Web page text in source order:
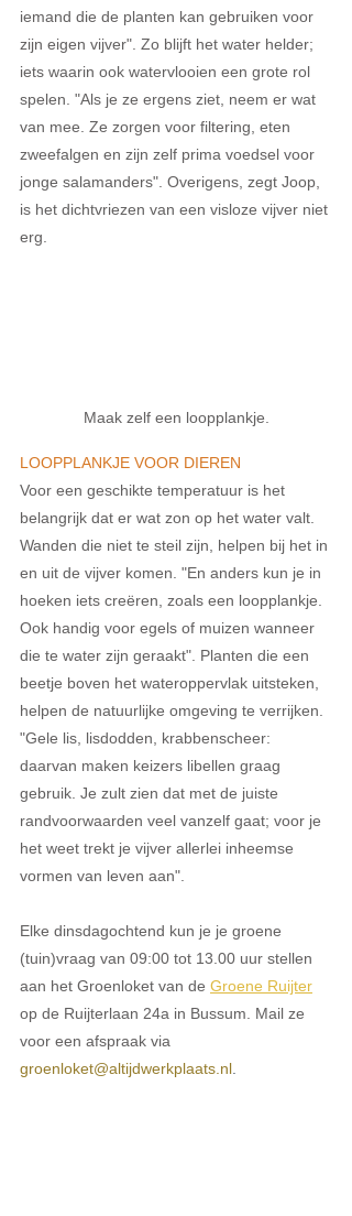
iemand die de planten kan gebruiken voor
zijn eigen vijver". Zo blijft het water helder;
iets waarin ook watervlooien een grote rol
spelen. "Als je ze ergens ziet, neem er wat
van mee. Ze zorgen voor filtering, eten
zweefalgen en zijn zelf prima voedsel voor
jonge salamanders". Overigens, zegt Joop,
is het dichtvriezen van een visloze vijver niet
erg.
Maak zelf een loopplankje.
LOOPPLANKJE VOOR DIEREN
Voor een geschikte temperatuur is het
belangrijk dat er wat zon op het water valt.
Wanden die niet te steil zijn, helpen bij het in
en uit de vijver komen. "En anders kun je in
hoeken iets creëren, zoals een loopplankje.
Ook handig voor egels of muizen wanneer
die te water zijn geraakt". Planten die een
beetje boven het wateroppervlak uitsteken,
helpen de natuurlijke omgeving te verrijken.
"Gele lis, lisdodden, krabbenscheer:
daarvan maken keizers libellen graag
gebruik. Je zult zien dat met de juiste
randvoorwaarden veel vanzelf gaat; voor je
het weet trekt je vijver allerlei inheemse
vormen van leven aan".
Elke dinsdagochtend kun je je groene
(tuin)vraag van 09:00 tot 13.00 uur stellen
aan het Groenloket van de Groene Ruijter
op de Ruijterlaan 24a in Bussum. Mail ze
voor een afspraak via
groenloket@altijdwerkplaats.nl